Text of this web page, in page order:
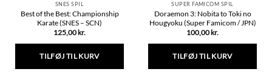
SNES SPIL
Best of the Best: Championship
Karate (SNES – SCN)
125,00 kr.
TILFØJ TIL KURV
SUPER FAMICOM SPIL
Doraemon 3: Nobita to Toki no
Hougyoku (Super Famicom / JPN)
100,00 kr.
TILFØJ TIL KURV